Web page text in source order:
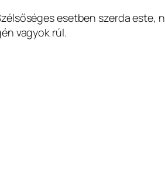
esetben szerda
vagyok rúl.